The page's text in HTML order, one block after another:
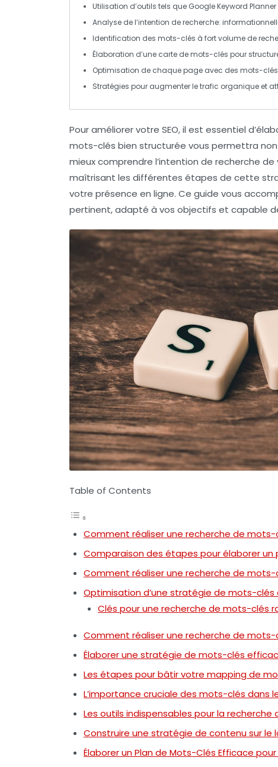
Utilisation d’outils tels que Google Keyword Planner
Analyse de l’intention de recherche:
Identification des mots-clés à fortvolume de
Élaboration d’une carte de mots-clés pour
Optimisation de chaque page avec des mots-
Stratégies pour augmenter letrafic organique et
Pour améliorer votre SEO, il est essentiel
mots-clés bien structurée vous permettra
mieux comprendre l’intention de recherche de
maîtrisant les différentes étapes de cette
votre présence en ligne. Ce guide vous
pertinent, adapté à vos objectifs et capable
Table of Contents
Comment réaliser une recherche de mots-
Comparaison des étapes pour élaborer
Comment réaliser une recherche de mots-
Optimisation d’une stratégie de mots-
Clés pour une recherche de mots-clés
Comment réaliser une recherche de mots-
Élaborer une stratégie de mots-clés
Les étapes pour bâtir votre mapping de
L’importance cruciale des mots-clés dans le
Les outils indispensables pour la
Construire une stratégie de contenu sur le
Élaborer un Plan de Mots-Clés Efficace pour